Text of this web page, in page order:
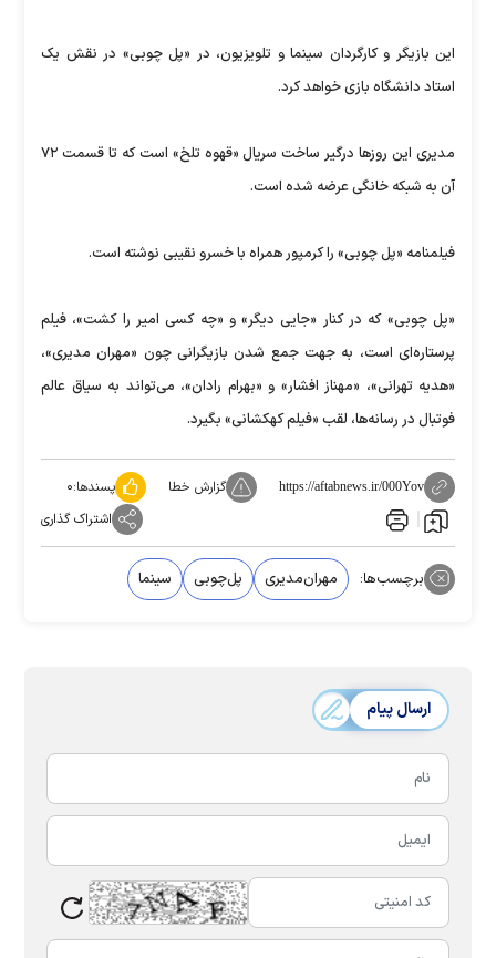
این بازیگر و کارگردان سینما و تلویزیون، در «پل چوبی» در نقش یک
استاد دانشگاه بازی خواهد کرد.
مدیری این روز‌ها درگیر ساخت سریال «قهوه تلخ» است که تا قسمت ۷۲
آن به شبکه خانگی عرضه شده است.
فیلمنامه «پل چوبی» را کرم​پور همراه با خسرو نقیبی نوشته است.
«پل چوبی» که در کنار «جایی دیگر» و «چه کسی امیر را کشت»‌، فیلم
پرستاره‌ای است، به جهت جمع شدن بازیگرانی چون «مهران مدیری»،
«هدیه تهرانی»، «مهناز افشار» و «بهرام رادان»، می‌تواند به سیاق عالم
فوتبال در رسانه‌ها، لقب «فیلم کهکشانی» بگیرد.
https://aftabnews.ir/000Yov گزارش خطا پسندها:۰
اشتراک گذاری
برچسب‌ها: مهران‌مدیری پل‌چوبی سینما
ارسال پیام